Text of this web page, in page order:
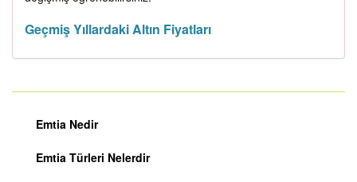
Geçmiş Yıllardaki Altın Fiyatları
Emtia Nedir
Emtia Türleri Nelerdir